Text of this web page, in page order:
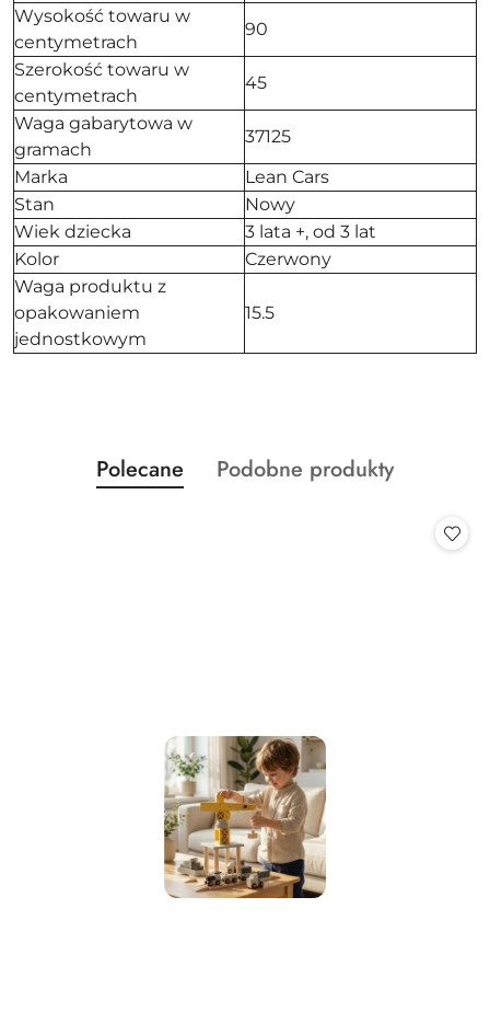
Wysokość towaru w
centymetrach
90
Szerokość towaru w
centymetrach
45
Waga gabarytowa w
gramach
37125
Marka
Lean Cars
Stan
Nowy
Wiek dziecka
3 lata +, od 3 lat
Kolor
Czerwony
Waga produktu z
opakowaniem
jednostkowym
15.5
Pomiń karuzelę produktów
Produkty
o
Polecane
Produkty
Podobne produkty